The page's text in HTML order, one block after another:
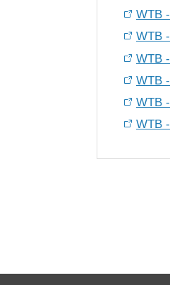
WTB
WTB
WTB
WTB
WTB
WTB